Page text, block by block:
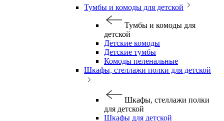
Тумбы и комоды для детской
Тумбы и комоды для
детской
Детские комоды
Детские тумбы
Комоды пеленальные
Шкафы, стеллажи полки для детской
Шкафы, стеллажи полки
для детской
Шкафы для детской